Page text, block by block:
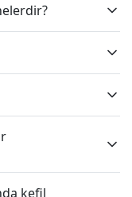
kefil